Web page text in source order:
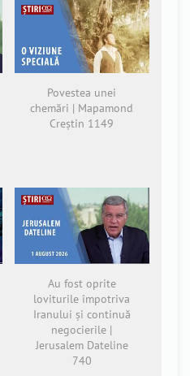
Povestea unei
chemări | Mapamond
Creștin 1149
Au fost oprite
loviturile împotriva
Iranului și continuă
negocierile |
Jerusalem Dateline
740